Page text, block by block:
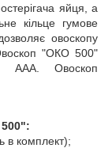
яйця, а
кільце гумове
овоскопу
"ОКО 500"
ААА. Овоскоп
500":
в комплект);